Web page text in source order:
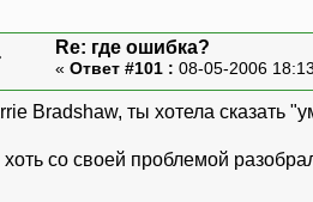
Re: где ошибка?
« Ответ #101 : 08-05-2006
Bradshaw, ты хотела сказать
со своей проблемой